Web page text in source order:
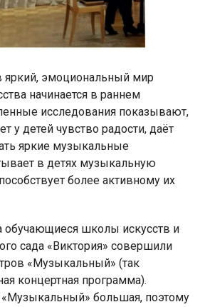
яркий, эмоциональный мир
начинается в раннем
исследования показывают,
у детей чувство радости, даёт
яркие музыкальные
в детях музыкальную
более активному их
обучающиеся школы искусств и
сада «Виктория» совершили
«Музыкальный» (так
концертная программа).
«Музыкальный» большая, поэтому